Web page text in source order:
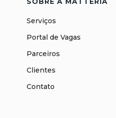
Serviços
Portal de Vagas
Parceiros
Clientes
Contato